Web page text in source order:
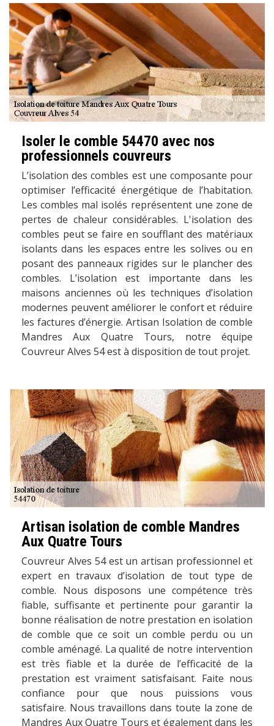
Isoler le comble 54470 avec nos
professionnels couvreurs
L’isolation des combles est une composante pour
optimiser l’efficacité énergétique de l’habitation.
Les combles mal isolés représentent une zone de
pertes de chaleur considérables. L'isolation des
combles peut se faire en soufflant des matériaux
isolants dans les espaces entre les solives ou en
posant des panneaux rigides sur le plancher des
combles. L’isolation est importante dans les
maisons anciennes où les techniques d’isolation
modernes peuvent améliorer le confort et réduire
les factures d’énergie. Artisan Isolation de comble
Mandres Aux Quatre Tours, notre équipe
Couvreur Alves 54 est à disposition de tout projet.
Artisan isolation de comble Mandres
Aux Quatre Tours
Couvreur Alves 54 est un artisan professionnel et
expert en travaux d’isolation de tout type de
comble. Nous disposons une compétence très
fiable, suffisante et pertinente pour garantir la
bonne réalisation de notre prestation en isolation
de comble que ce soit un comble perdu ou un
comble aménagé. La qualité de notre intervention
est très fiable et la durée de l’efficacité de la
prestation est vraiment satisfaisant. Faite nous
confiance pour que nous puissions vous
satisfaire. Nous travaillons dans toute la zone de
Mandres Aux Quatre Tours et également dans les